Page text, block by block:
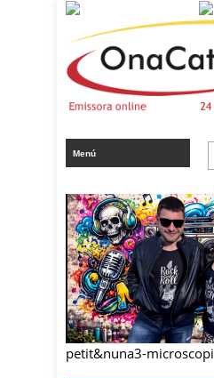
petit&nuna3-microscopi